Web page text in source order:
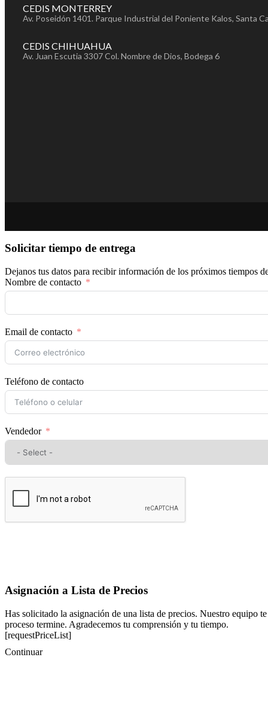
CEDIS MONTERREY
Av. Poseidón 1401. Parque Industrial del Poniente Kalos, Santa
CEDIS CHIHUAHUA
Av. Juan Escutia 3307 Col. Nombre de Dios, Bodega 6
Solicitar tiempo de entrega
Dejanos tus datos para recibir información de los próximos tiempos
Nombre de contacto
Email de contacto
Teléfono de contacto
Vendedor
Asignación a Lista de Precios
Has solicitado la asignación de una lista de precios. Nuestro equipo
proceso termine. Agradecemos tu comprensión y tu tiempo.
[requestPriceList]
Continuar